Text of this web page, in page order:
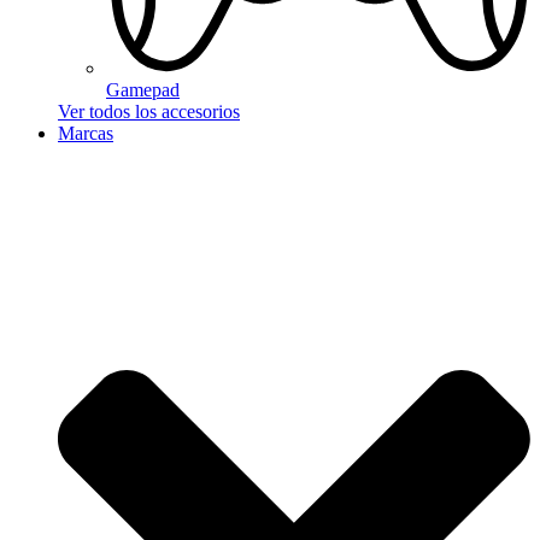
Gamepad
Ver todos los accesorios
Marcas